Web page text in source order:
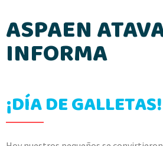
ASPAEN
INFORMA
¡DÍA DE GALLETAS!